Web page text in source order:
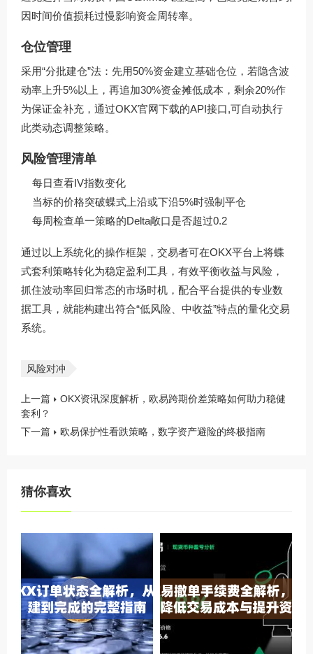
因时间价值损耗过慢影响资金周转率。
仓位管理
采用“分批建仓”法：先用50%资金建立基础仓位，若隐含波
动率上升5%以上，再追加30%资金摊低成本，剩余20%作
为保证金补充，通过OKX官网下载的API接口,可自动执行
此类动态调整策略。
风险管理清单
每日查看IV指数变化
当标的价格突破蝶式上沿或下沿5%时强制平仓
每周检查单一策略的Delta敞口是否超过0.2
通过以上系统化的操作框架，交易者可在OKX平台上将蝶
式套利策略转化为稳定盈利工具，有效平衡收益与风险，
抓住波动率回归常态的市场时机，配合平台提供的专业数
据工具，就能构建出符合“低风险、中收益”特点的量化交易
系统。
风险对冲
上一篇
OKX资讯深度解析，欧易跨期价差策略如何助力稳健
套利？
下一篇
欧易保护性看跌策略，数字资产避险的终极指南
猜你喜欢